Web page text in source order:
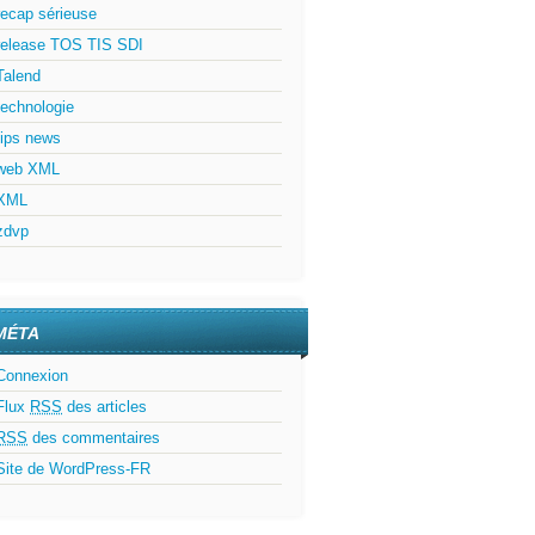
sérieuse
TOS TIS SDI
news
XML
RSS des articles
des commentaires
de WordPress-FR